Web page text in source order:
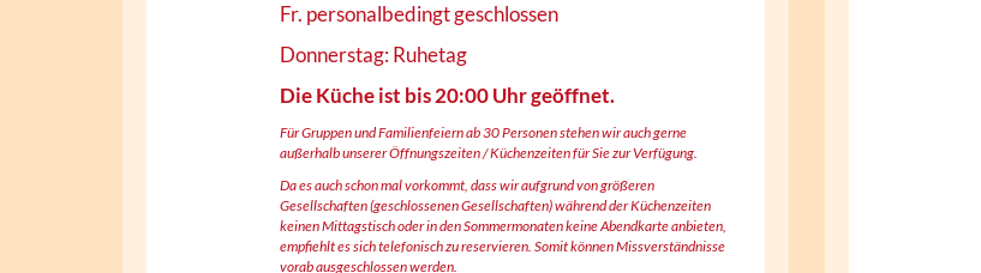
Fr. personalbedingt geschlossen
Donnerstag: Ruhetag
Die Küche ist bis 20:00 Uhr geöffnet.
Für Gruppen und Familienfeiern ab 30 Personen stehen wir auch gerne
außerhalb unserer Öffnungszeiten / Küchenzeiten für Sie zur Verfügung.
Da es auch schon mal vorkommt, dass wir aufgrund von größeren
Gesellschaften (geschlossenen Gesellschaften) während der Küchenzeiten
keinen Mittagstisch oder in den Sommermonaten keine Abendkarte anbieten,
empfiehlt es sich telefonisch zu reservieren. Somit können Missverständnisse
vorab ausgeschlossen werden.